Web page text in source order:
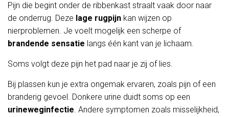
Pijn die begint onder de ribbenkast straalt vaak door naar
de onderrug. Deze lage rugpijn kan wijzen op
nierproblemen. Je voelt mogelijk een scherpe of
brandende sensatie langs één kant van je lichaam.
Soms volgt deze pijn het pad naar je zij of lies.
Bij plassen kun je extra ongemak ervaren, zoals pijn of een
branderig gevoel. Donkere urine duidt soms op een
urineweginfectie. Andere symptomen zoals misselijkheid,